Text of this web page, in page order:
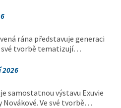
rána představuje generaci
své tvorbě tematizují…
2026
samostatnou výstavu Exuvie
Ve své tvorbě…